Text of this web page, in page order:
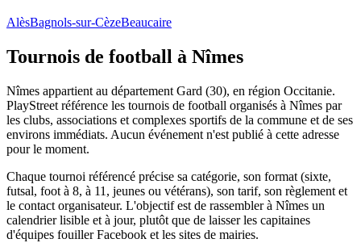
AlèsBagnols-sur-CèzeBeaucaire
Tournois de football à Nîmes
Nîmes appartient au département Gard (30), en région Occitanie.
PlayStreet référence les tournois de football organisés à Nîmes par
les clubs, associations et complexes sportifs de la commune et de ses
environs immédiats. Aucun événement n'est publié à cette adresse
pour le moment.
Chaque tournoi référencé précise sa catégorie, son format (sixte,
futsal, foot à 8, à 11, jeunes ou vétérans), son tarif, son règlement et
le contact organisateur. L'objectif est de rassembler à Nîmes un
calendrier lisible et à jour, plutôt que de laisser les capitaines
d'équipes fouiller Facebook et les sites de mairies.